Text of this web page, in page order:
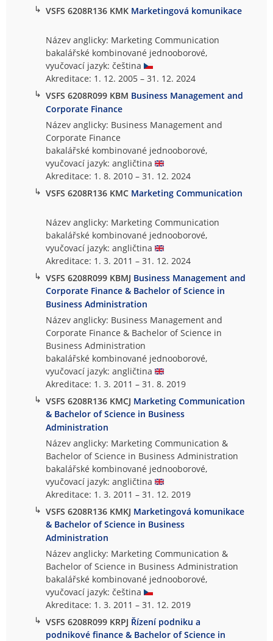
↳ VSFS 6208R136 KMK Marketingová komunikace
Název anglicky: Marketing Communication
bakalářské kombinované jednooborové,
vyučovací jazyk: čeština
Akreditace: 1. 12. 2005 – 31. 12. 2024
↳ VSFS 6208R099 KBM Business Management and
Corporate Finance
Název anglicky: Business Management and
Corporate Finance
bakalářské kombinované jednooborové,
vyučovací jazyk: angličtina
Akreditace: 1. 8. 2010 – 31. 12. 2024
↳ VSFS 6208R136 KMC Marketing Communication
Název anglicky: Marketing Communication
bakalářské kombinované jednooborové,
vyučovací jazyk: angličtina
Akreditace: 1. 3. 2011 – 31. 12. 2024
↳ VSFS 6208R099 KBMJ Business Management and
Corporate Finance & Bachelor of Science in
Business Administration
Název anglicky: Business Management and
Corporate Finance & Bachelor of Science in
Business Administration
bakalářské kombinované jednooborové,
vyučovací jazyk: angličtina
Akreditace: 1. 3. 2011 – 31. 8. 2019
↳ VSFS 6208R136 KMCJ Marketing Communication
& Bachelor of Science in Business
Administration
Název anglicky: Marketing Communication &
Bachelor of Science in Business Administration
bakalářské kombinované jednooborové,
vyučovací jazyk: angličtina
Akreditace: 1. 3. 2011 – 31. 12. 2019
↳ VSFS 6208R136 KMKJ Marketingová komunikace
& Bachelor of Science in Business
Administration
Název anglicky: Marketing Communication &
Bachelor of Science in Business Administration
bakalářské kombinované jednooborové,
vyučovací jazyk: čeština
Akreditace: 1. 3. 2011 – 31. 12. 2019
↳ VSFS 6208R099 KRPJ Řízení podniku a
podnikové finance & Bachelor of Science in